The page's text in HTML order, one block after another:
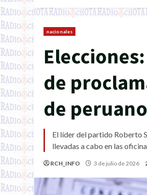
nacionales
de
de
El líder del partido Roberto
llevadas a cabo en las
RCH_INFO 3 de julio de 2026